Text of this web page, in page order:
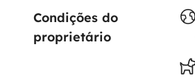
Condições do
proprietário